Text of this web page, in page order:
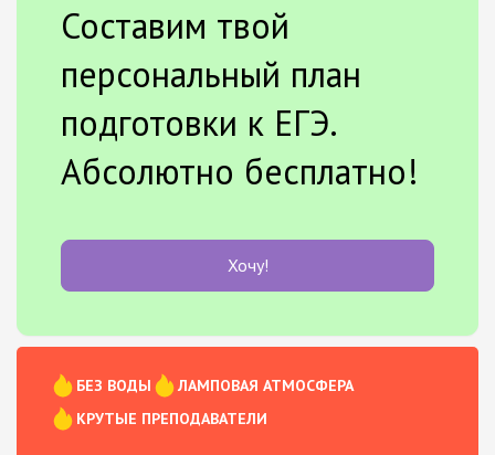
Составим твой
персональный план
подготовки к ЕГЭ.
Абсолютно бесплатно!
Хочу!
БЕЗ ВОДЫ
ЛАМПОВАЯ АТМОСФЕРА
КРУТЫЕ ПРЕПОДАВАТЕЛИ